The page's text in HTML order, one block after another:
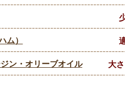
ム）
ン・オリーブオイル 大